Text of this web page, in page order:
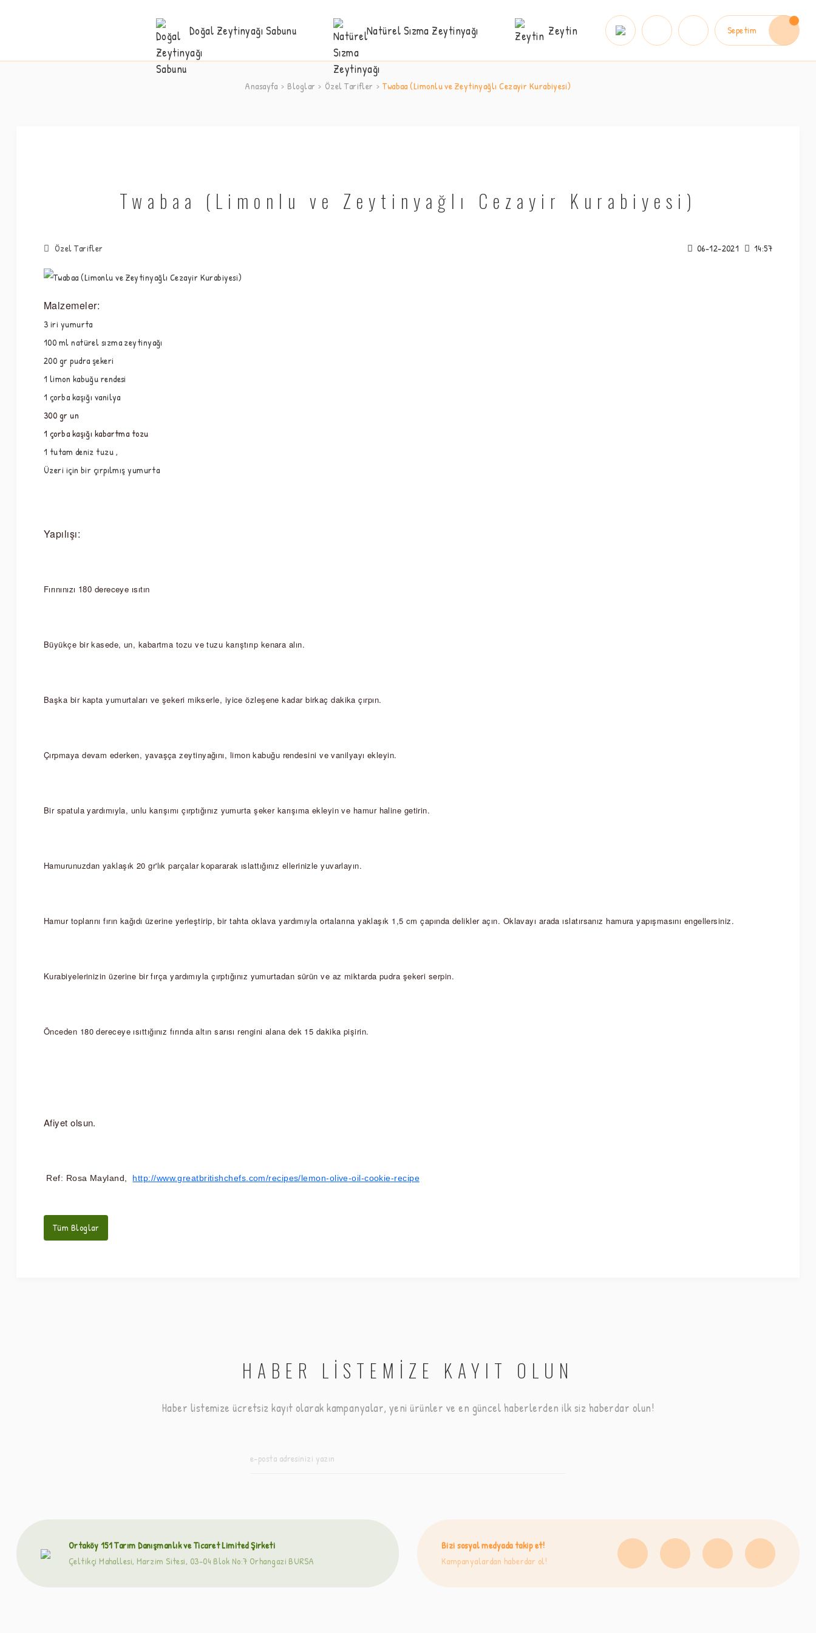
Doğal Zeytinyağı Sabunu Natürel Sızma Zeytinyağı Zeytin Sepetim
Anasayfa Bloglar Özel Tarifler Twabaa (Limonlu ve Zeytinyağlı Cezayir Kurabiyesi)
Twabaa (Limonlu ve Zeytinyağlı Cezayir Kurabiyesi)
Özel Tarifler 06-12-2021 14:57
Malzemeler:
3 iri yumurta
100 ml natürel sızma zeytinyağı
200 gr pudra şekeri
1 limon kabuğu rendesi
1 çorba kaşığı vanilya
300 gr un
1 çorba kaşığı kabartma tozu
1 tutam deniz tuzu ,
Üzeri için bir çırpılmış yumurta
Yapılışı:
Fırınınızı 180 dereceye ısıtın
Büyükçe bir kasede, un, kabartma tozu ve tuzu karıştırıp kenara alın.
Başka bir kapta yumurtaları ve şekeri mikserle, iyice özleşene kadar birkaç dakika çırpın.
Çırpmaya devam ederken, yavaşça zeytinyağını, limon kabuğu rendesini ve vanilyayı ekleyin.
Bir spatula yardımıyla, unlu karışımı çırptığınız yumurta şeker karışıma ekleyin ve hamur haline getirin.
Hamurunuzdan yaklaşık 20 gr'lık parçalar kopararak ıslattığınız ellerinizle yuvarlayın.
Hamur toplarını fırın kağıdı üzerine yerleştirip, bir tahta oklava yardımıyla ortalarına yaklaşık 1,5 cm çapında delikler açın. Oklavayı arada ıslatırsanız hamura yapışmasını engellersiniz.
Kurabiyelerinizin üzerine bir fırça yardımıyla çırptığınız yumurtadan sürün ve az miktarda pudra şekeri serpin.
Önceden 180 dereceye ısıttığınız fırında altın sarısı rengini alana dek 15 dakika pişirin.
Afiyet olsun.
Ref: Rosa Mayland, http://www.greatbritishchefs.com/recipes/lemon-olive-oil-cookie-recipe
Tüm Bloglar
HABER LİSTEMİZE KAYIT OLUN
Haber listemize ücretsiz kayıt olarak kampanyalar, yeni ürünler ve en güncel haberlerden ilk siz haberdar olun!
Ortaköy 151 Tarım Danışmanlık ve Ticaret Limited Şirketi
Çeltikçi Mahallesi, Marzim Sitesi, 03-04 Blok No:7 Orhangazi BURSA
Bizi sosyal medyada takip et!
Kampanyalardan haberdar ol!